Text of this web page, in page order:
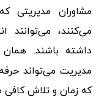
مشاوران مدیریتی
می‌کنند، می‌توانند
داشته باشند.
مدیریت می‌تواند
که زمان و تلاش